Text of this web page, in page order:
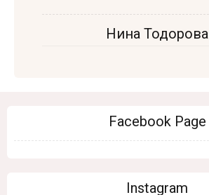
Нина Тодорова
Facebook Page
Instagram